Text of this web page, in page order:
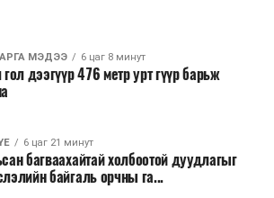
үгэндээ, Манай Засгийн газар 33
МЭДЭЭ 6 цаг 8 минут
гол дээгүүр 476 метр урт гүүр барьж
6 цаг 21 минут
багваахайтай холбоотой дуудлагыг
байгаль орчны га...